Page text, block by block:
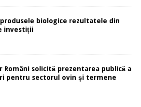
biologice rezultatele din
investiții
Români solicită prezentarea publică a
pentru sectorul ovin și termene